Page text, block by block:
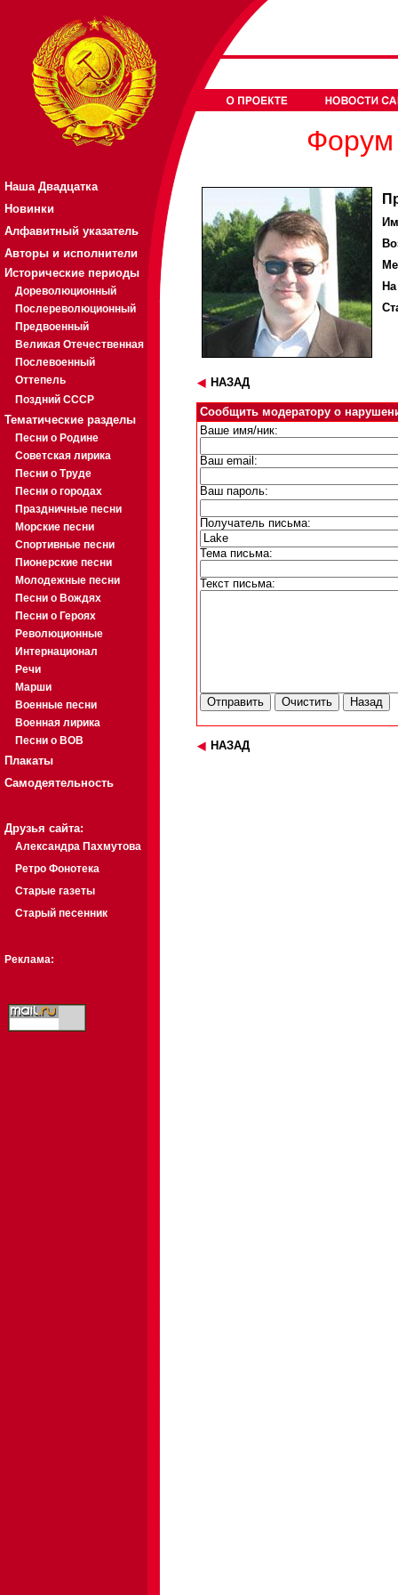
Наша Двадцатка
Новинки
Алфавитный указатель
Авторы и исполнители
Исторические периоды
Дореволюционный
Послереволюционный
Предвоенный
Великая Отечественная
Послевоенный
Оттепель
Поздний СССР
Тематические разделы
Песни о Родине
Советская лирика
Песни о Труде
Песни о городах
Праздничные песни
Морские песни
Спортивные песни
Пионерские песни
Молодежные песни
Песни о Вождях
Песни о Героях
Революционные
Интернационал
Речи
Марши
Военные песни
Военная лирика
Песни о ВОВ
Плакаты
Самодеятельность
Друзья сайта:
Александра Пахмутова
Ретро Фонотека
Старые газеты
Старый песенник
Реклама:
Форум
НАЗАД
Сообщить модератору о
Ваше имя/ник:
Ваш email:
Ваш пароль:
Получатель письма:
Тема письма:
Текст письма:
НАЗАД